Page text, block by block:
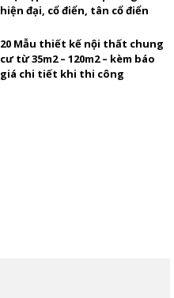
hiện đại, cổ điển, tân cổ điển
20 Mẫu thiết kế nội thất chung
cư từ 35m2 – 120m2 – kèm báo
giá chi tiết khi thi công